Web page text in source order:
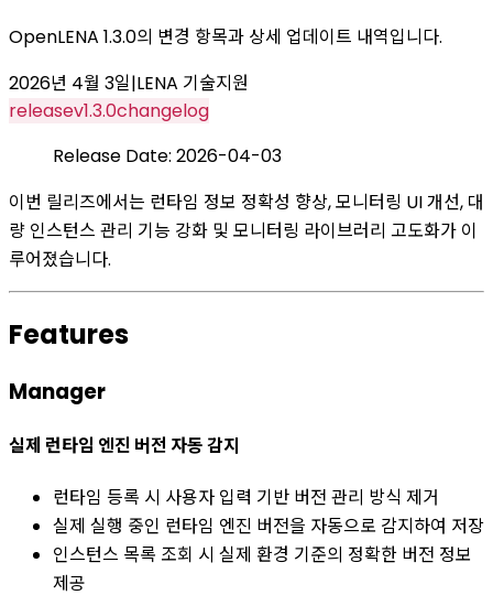
OpenLENA 1.3.0의 변경 항목과 상세 업데이트 내역입니다.
2026년 4월 3일|LENA 기술지원
releasev1.3.0changelog
Release Date: 2026-04-03
이번 릴리즈에서는 런타임 정보 정확성 향상, 모니터링 UI 개선, 대
량 인스턴스 관리 기능 강화 및 모니터링 라이브러리 고도화가 이
루어졌습니다.
Features
Manager
실제 런타임 엔진 버전 자동 감지
런타임 등록 시 사용자 입력 기반 버전 관리 방식 제거
실제 실행 중인 런타임 엔진 버전을 자동으로 감지하여 저장
인스턴스 목록 조회 시 실제 환경 기준의 정확한 버전 정보
제공